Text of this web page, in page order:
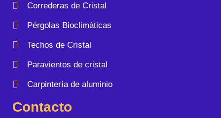
Correderas de Cristal
Pérgolas Bioclimáticas
Techos de Cristal
Paravientos de cristal
Carpintería de aluminio
Contacto